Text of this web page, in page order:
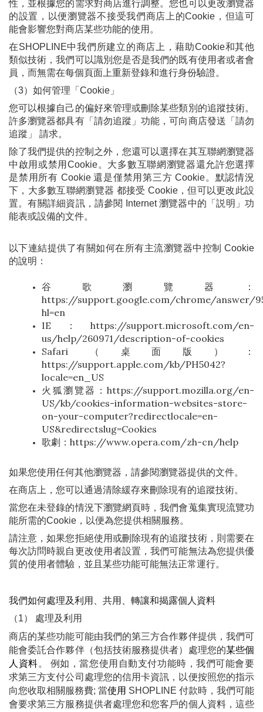
性，並根據您的需求對商店進行調整。您也可以更改瀏覽器
的設置，以便瀏覽器不接受我們商店上的Cookie，但這可
能會影響您對商店某些功能的使用。
在SHOPLINE中我們所建立的商店上，藉助Cookie和其他
類似技術，我們可以識別您是否是我們的既有使用者或者會
員，而無需在每個頁面上重新登錄和進行身份驗證。
（3）如何管理「Cookie」
您可以根據自己的偏好來管理或刪除某些類別的追蹤技術。
許多瀏覽器都具有「請勿追蹤」功能，可向商店發送「請勿
追蹤」 請求。
除了我們提供的控制之外，您還可以選擇在其互聯網瀏覽器
中啟用或禁用Cookie。大多數互聯網瀏覽器還允許您選擇
是禁用所有 Cookie 還是僅禁用第三方 Cookie。默認情況
下，大多數互聯網瀏覽器 都接受 Cookie，但可以更改此設
置。有關詳細資訊，請參閱 Internet 瀏覽器中的「説明」功
能表或設備的文件。
以下連結提供了有關如何在所有主流瀏覽器中控制 Cookie
的說明：
谷歌瀏覽器：
https://support.google.com/chrome/answer/
hl=en
IE：https://support.microsoft.com/en-
us/help/260971/description-of-cookies
Safari（桌面版）：
https://support.apple.com/kb/PH5042?
locale=en_US
火狐瀏覽器：https://support.mozilla.org/en-
US/kb/cookies-information-websites-store-
on-your-computer?redirectlocale=en-
US&redirectslug=Cookies
歌劇：https://www.opera.com/zh-cn/help
如果您使用任何其他瀏覽器，請參閱瀏覽器提供的文件。
在商店上，您可以通過清除緩存來刪除現有的追蹤技術。
當您在未登錄的情況下瀏覽網頁時，我們會蒐集實現流覽功
能所需的Cookie，以便為您提供相關服務。
請注意，如果您拒絕使用或刪除現有的追蹤技術，則需要在
每次訪問時親自更改使用者設置，我們可能無法為您提供優
質的使用者體驗，並且某些功能可能無法正常運行。
我們如何處理及利用、共用、轉讓和揭露個人資料
（1） 處理及利用
商店的某些功能可能由我們的第三方合作夥伴提供，我們可
能會委託合作夥伴（包括技術服務提供者）處理您的某些個
人資料。 例如，當您使用自動支付功能時，我們可能會要
求第三方支付公司處理您的信用卡資訊，以便按照您的指示
向您收取相關服務費; 當使用 SHOPLINE 付款時，我們可能
會要求第三方服務提供者處理您和您客戶的個人資料，這些